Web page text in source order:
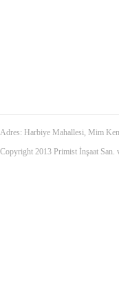
Adres: Harbiye Mahallesi, Mim
Copyright 2013 Primist İnşaat San.